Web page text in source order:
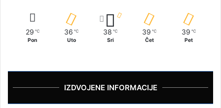
29 ℃
Pon
36 ℃
Uto
38 ℃
Sri
39 ℃
Čet
39 ℃
Pet
IZDVOJENE INFORMACIJE